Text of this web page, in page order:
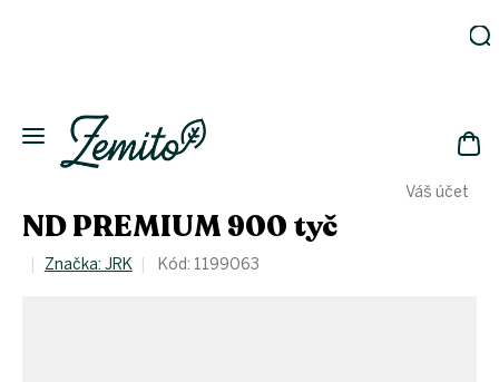
Váš účet
Eko
domácnost
Kosmetika
láhve
ND PREMIUM 900 tyč
Značka: JRK Kód: 1199063